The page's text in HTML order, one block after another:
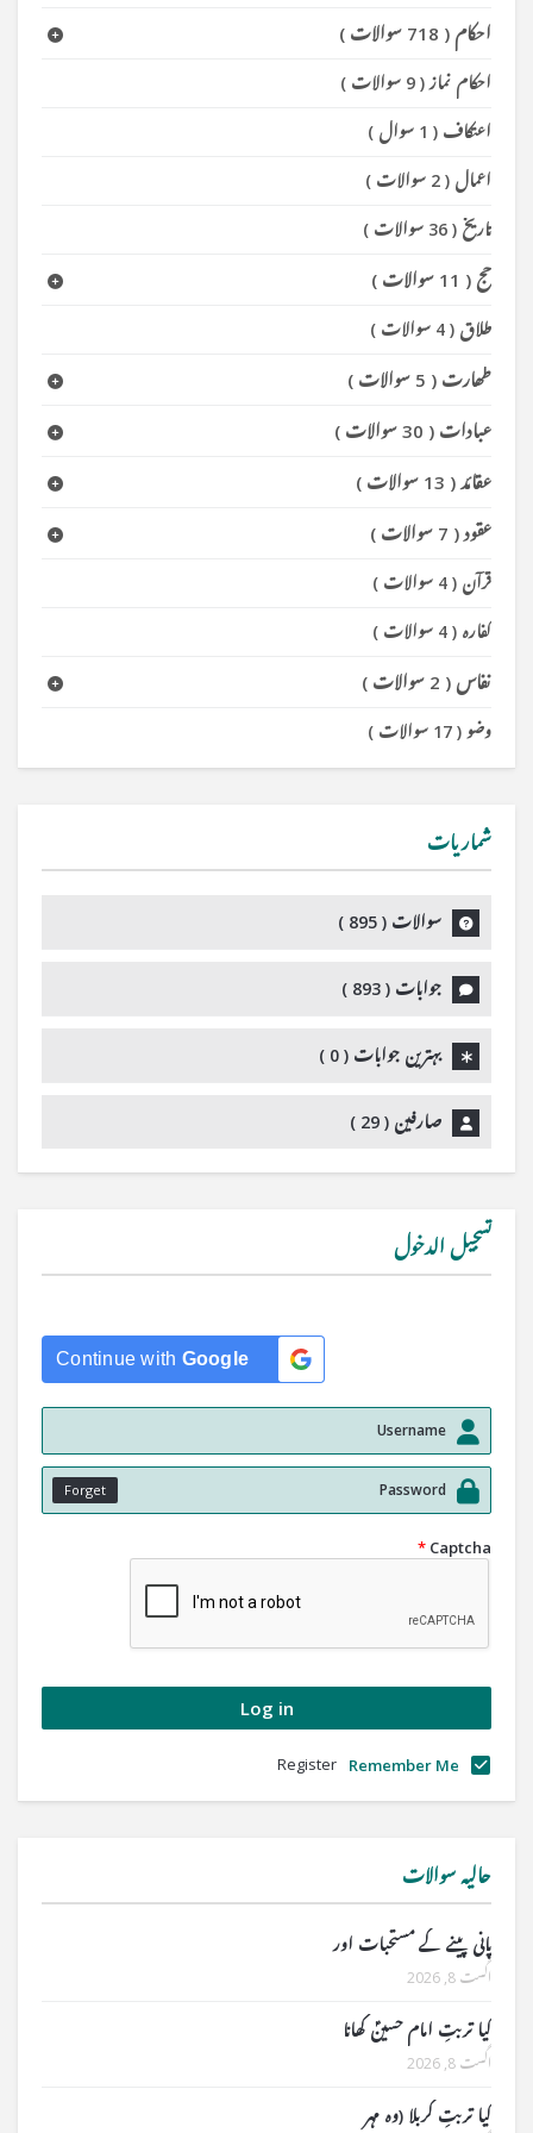
احکام ( 718 سوالات )
احکام نماز( 9 سوالات )
اعتکاف ( 1 سوال )
اعمال ( 2 سوالات )
تاریخ ( 36 سوالات )
حج ( 11 سوالات )
طلاق ( 4 سوالات )
طھارت ( 5 سوالات )
عبادات ( 30 سوالات )
عقائد( 13 سوالات )
عقود ( 7 سوالات )
قرآن ( 4 سوالات )
کفارہ ( 4 سوالات )
نفاس ( 2 سوالات )
وضو ( 17 سوالات )
شماریات
سوالات ( 895
)
جوابات ( 893
)
بہترین جوابات ( 0
)
صارفین ( 29
)
تسجيل الدخول
Continue with Google
Forget
Captcha
*
Remember Me
Register
حالیہ سوالات
پانی پینے کے مستحبات اور
اگست 8, 2026
کیا تربتِ امام حسینؑ کھانا
اگست 8, 2026
کیا تربتِ کربلا (وہ مہر